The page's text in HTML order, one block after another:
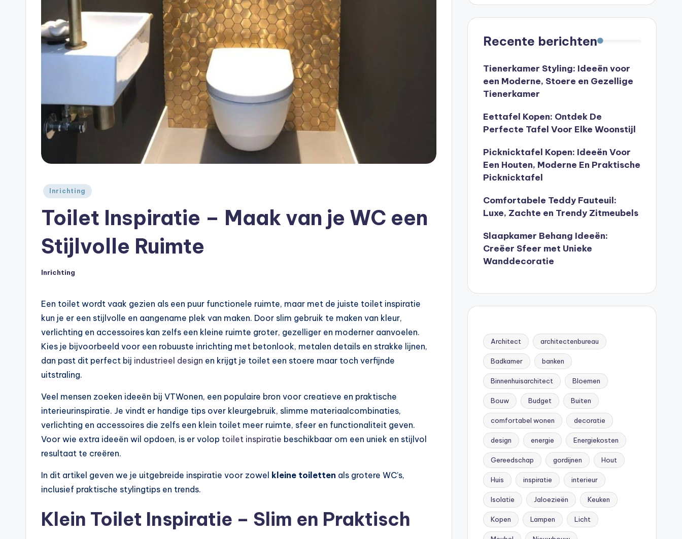
A
Geplaatst
Inrichting
Toilet Inspiratie – Maak van je WC een
Stijlvolle Ruimte
Geplaatst
Inrichting
Een toilet wordt vaak gezien als een puur functionele ruimte, maar met de juiste toilet inspiratie
kun je er een stijlvolle en aangename plek van maken. Door slim gebruik te maken van kleur,
verlichting en accessoires kan zelfs een kleine ruimte groter, gezelliger en moderner aanvoelen.
Kies je bijvoorbeeld voor een robuuste inrichting met betonlook, metalen details en strakke lijnen,
dan past dit perfect bij industrieel design en krijgt je toilet een stoere maar toch verfijnde
uitstraling.
Veel mensen zoeken ideeën bij VTWonen, een populaire bron voor creatieve en praktische
interieurinspiratie. Je vindt er handige tips over kleurgebruik, slimme materiaalcombinaties,
verlichting en accessoires die zelfs een klein toilet meer ruimte, sfeer en functionaliteit geven.
Voor wie extra ideeën wil opdoen, is er volop toilet inspiratie beschikbaar om een uniek en stijlvol
resultaat te creëren.
In dit artikel geven we je uitgebreide inspiratie voor zowel kleine toiletten als grotere WC’s,
inclusief praktische stylingtips en trends.
Klein Toilet Inspiratie – Slim en Praktisch
Recente berichten
Tienerkamer Styling: Ideeën voor
een Moderne, Stoere en Gezellige
Tienerkamer
Eettafel Kopen: Ontdek De
Perfecte Tafel Voor Elke Woonstijl
Picknicktafel Kopen: Ideeën Voor
Een Houten, Moderne En Praktische
Picknicktafel
Comfortabele Teddy Fauteuil:
Luxe, Zachte en Trendy Zitmeubels
Slaapkamer Behang Ideeën:
Creëer Sfeer met Unieke
Wanddecoratie
Architect architectenbureau
Badkamer banken
Binnenhuisarchitect Bloemen
Bouw Budget Buiten
comfortabel wonen decoratie
design energie Energiekosten
Gereedschap gordijnen Hout
Huis inspiratie interieur
Isolatie Jaloezieën Keuken
Kopen Lampen Licht